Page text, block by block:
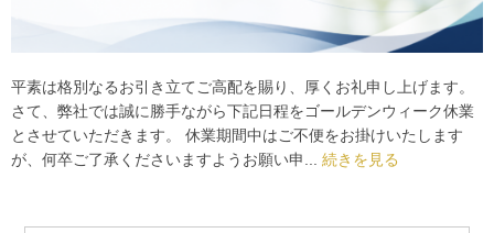
平素は格別なるお引き立てご高配を賜り、厚くお礼申し上げます。
さて、弊社では誠に勝手ながら下記日程をゴールデンウィーク休業
とさせていただきます。 休業期間中はご不便をお掛けいたします
が、何卒ご了承くださいますようお願い申... 続きを見る